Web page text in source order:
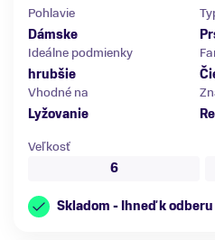
Pohlavie
Dámske
Ideálne podmienky
hrubšie
Vhodné na
Lyžovanie
Veľkosť
6
Skladom - Ihneď k odberu